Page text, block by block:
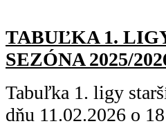
TABUĽKA 1.
SEZÓNA 2025/
Tabuľka 1. ligy
dňu 11.02.2026 o